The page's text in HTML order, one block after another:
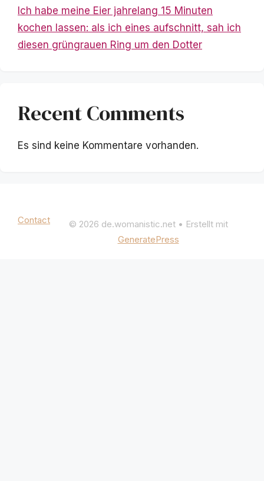
Ich habe meine Eier jahrelang 15 Minuten
kochen lassen: als ich eines aufschnitt, sah ich
diesen grüngrauen Ring um den Dotter
Recent Comments
Es sind keine Kommentare vorhanden.
Contact © 2026 de.womanistic.net• Erstellt mit
GeneratePress